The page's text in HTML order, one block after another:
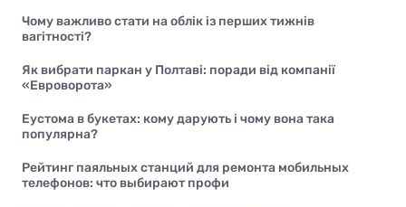
Чому важливо стати на облік із перших тижнів
вагітності?
Як вибрати паркан у Полтаві: поради від компанії
«Евроворота»
Еустома в букетах: кому дарують і чому вона така
популярна?
Рейтинг паяльных станций для ремонта мобильных
телефонов: что выбирают профи